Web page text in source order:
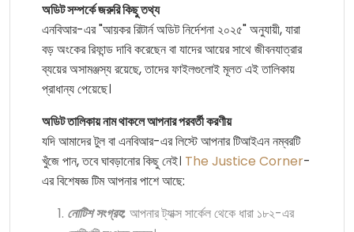
অডিট সম্পর্কে জরুরি কিছু তথ্য
এনবিআর-এর "আয়কর রিটার্ন অডিট নির্দেশনা ২০২৫" অনুযায়ী, যারা
বড় অংকের রিফান্ড দাবি করেছেন বা যাদের আয়ের সাথে জীবনযাত্রার
ব্যয়ের অসামঞ্জস্য রয়েছে, তাদের ফাইলগুলোই মূলত এই তালিকায়
প্রাধান্য পেয়েছে।
অডিট তালিকায় নাম থাকলে আপনার পরবর্তী করণীয়
যদি আমাদের টুল বা এনবিআর-এর লিস্টে আপনার টিআইএন নম্বরটি
খুঁজে পান, তবে ঘাবড়ানোর কিছু নেই। The Justice Corner-
এর বিশেষজ্ঞ টিম আপনার পাশে আছে:
নোটিশ সংগ্রহ: আপনার ট্যাক্স সার্কেল থেকে ধারা ১৮২-এর